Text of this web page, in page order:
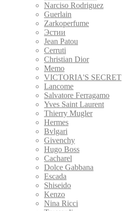
Narciso Rodriguez
Guerlain
Zarkoperfume
Эстии
Jean Patou
Cerruti
Christian Dior
Memo
VICTORIA'S SECRET
Lancome
Salvatore Ferragamo
Yves Saint Laurent
Thierry Mugler
Hermes
Bvlgari
Givenchy
Hugo Boss
Cacharel
Dolce Gabbana
Escada
Shiseido
Kenzo
Nina Ricci